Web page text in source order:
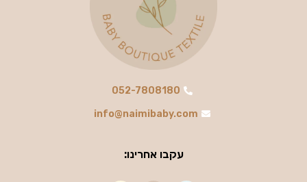
052-7808180
info@naimibaby.com
עקבו אחרינו: